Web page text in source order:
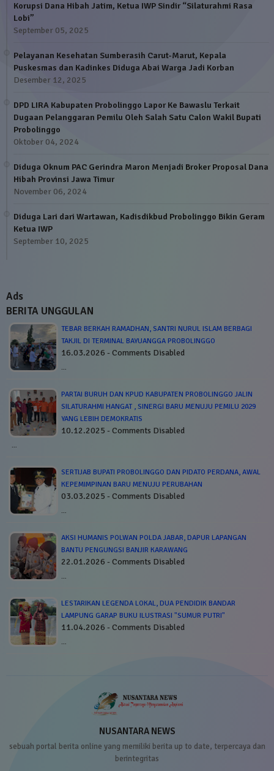
Korupsi Dana Hibah Jatim, Ketua IWP Sindir “Silaturahmi Rasa
Lobi”
September 05, 2025
Pelayanan Kesehatan Sumberasih Carut-Marut, Kepala
Puskesmas dan Kadinkes Diduga Abai Warga Jadi Korban
Desember 12, 2025
DPD LIRA Kabupaten Probolinggo Lapor Ke Bawaslu Terkait
Dugaan Pelanggaran Pemilu Oleh Salah Satu Calon Wakil Bupati
Probolinggo
Oktober 04, 2024
Diduga Oknum PAC Gerindra Maron Menjadi Broker Proposal Dana
Hibah Provinsi Jawa Timur
November 06, 2024
Diduga Lari dari Wartawan, Kadisdikbud Probolinggo Bikin Geram
Ketua IWP
September 10, 2025
Ads
BERITA UNGGULAN
TEBAR BERKAH RAMADHAN, SANTRI NURUL ISLAM BERBAGI
TAKJIL DI TERMINAL BAYUANGGA PROBOLINGGO
16.03.2026 - Comments Disabled
…
PARTAI BURUH DAN KPUD KABUPATEN PROBOLINGGO JALIN
SILATURAHMI HANGAT , SINERGI BARU MENUJU PEMILU 2029
YANG LEBIH DEMOKRATIS
10.12.2025 - Comments Disabled
…
SERTIJAB BUPATI PROBOLINGGO DAN PIDATO PERDANA, AWAL
KEPEMIMPINAN BARU MENUJU PERUBAHAN
03.03.2025 - Comments Disabled
…
AKSI HUMANIS POLWAN POLDA JABAR, DAPUR LAPANGAN
BANTU PENGUNGSI BANJIR KARAWANG
22.01.2026 - Comments Disabled
…
LESTARIKAN LEGENDA LOKAL, DUA PENDIDIK BANDAR
LAMPUNG GARAP BUKU ILUSTRASI "SUMUR PUTRI"
11.04.2026 - Comments Disabled
…
NUSANTARA NEWS
sebuah portal berita online yang memiliki berita up to date, terpercaya dan
berintegritas